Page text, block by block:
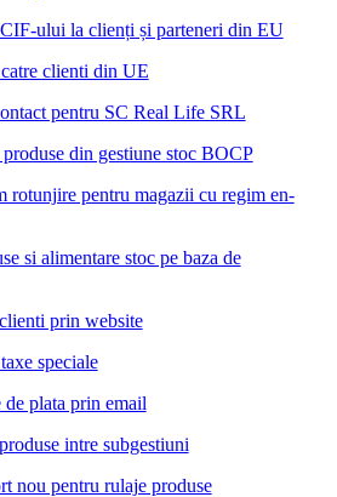
ului la clienți și parteneri din EU
clienti din UE
pentru SC Real Life SRL
din gestiune stoc BOCP
rotunjire pentru magazii cu regim en-
si alimentare stoc pe baza de
prin website
speciale
plata prin email
intre subgestiuni
nou pentru rulaje produse